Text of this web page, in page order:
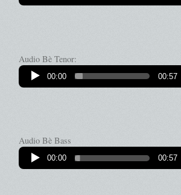
Audio Bè Tenor:
00:00 00:57
Audio Bè Bass
00:00 00:57